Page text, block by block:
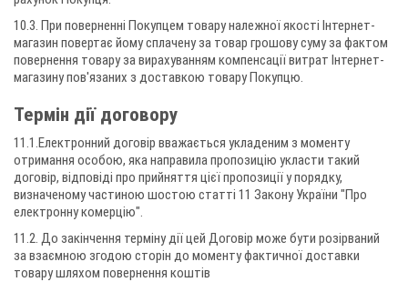
10.3. При поверненні Покупцем товару належної якості Інтернет-
магазин повертає йому сплачену за товар грошову суму за фактом
повернення товару за вирахуванням компенсації витрат Інтернет-
магазину пов'язаних з доставкою товару Покупцю.
Термін дії договору
11.1.Електронний договір вважається укладеним з моменту
отримання особою, яка направила пропозицію укласти такий
договір, відповіді про прийняття цієї пропозиції у порядку,
визначеному частиною шостою статті 11 Закону України "Про
електронну комерцію".
11.2. До закінчення терміну дії цей Договір може бути розірваний
за взаємною згодою сторін до моменту фактичної доставки
товару шляхом повернення коштів